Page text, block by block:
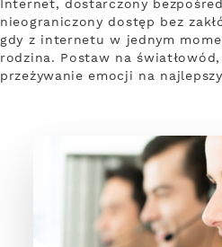
Internet, dostarczony
nieograniczony dostęp bez
gdy z internetu w jednym
rodzina. Postaw na
przeżywanie emocji na